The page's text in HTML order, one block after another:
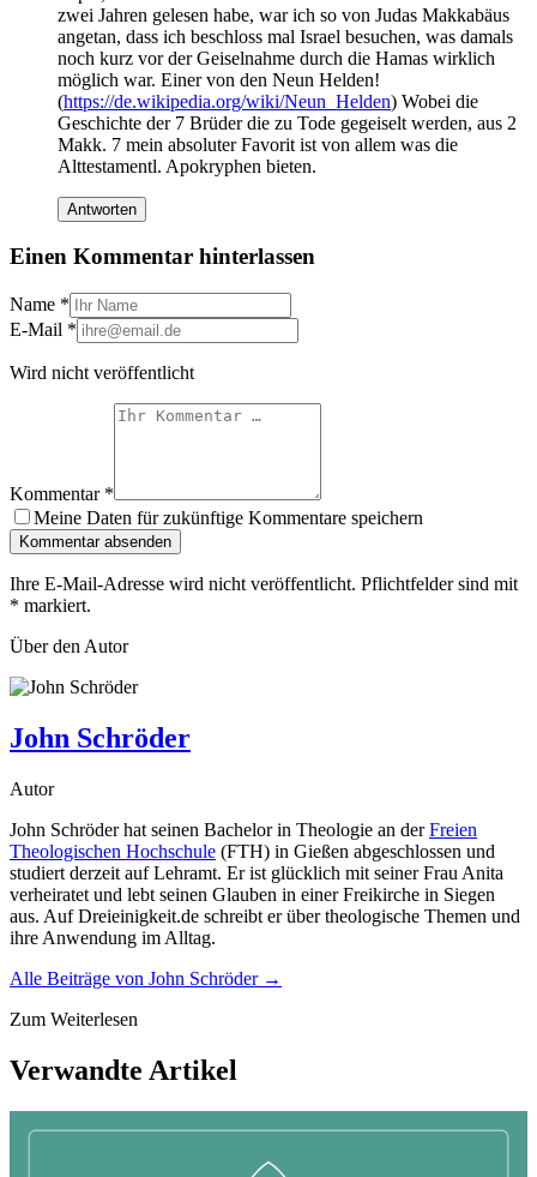
zwei Jahren gelesen habe, war ich so von Judas Makkabäus
angetan, dass ich beschloss mal Israel besuchen, was damals
noch kurz vor der Geiselnahme durch die Hamas wirklich
möglich war. Einer von den Neun Helden!
(https://de.wikipedia.org/wiki/Neun_Helden) Wobei die
Geschichte der 7 Brüder die zu Tode gegeiselt werden, aus 2
Makk. 7 mein absoluter Favorit ist von allem was die
Alttestamentl. Apokryphen bieten.
Antworten
Einen Kommentar hinterlassen
Name *
E-Mail *
Wird nicht veröffentlicht
Kommentar *
Meine Daten für zukünftige Kommentare speichern
Kommentar absenden
Ihre E-Mail-Adresse wird nicht veröffentlicht. Pflichtfelder sind mit
* markiert.
Über den Autor
John Schröder
Autor
John Schröder hat seinen Bachelor in Theologie an derFreien
Theologischen Hochschule (FTH) in Gießen abgeschlossen und
studiert derzeit auf Lehramt. Er ist glücklich mit seiner Frau Anita
verheiratet und lebt seinen Glauben in einer Freikirche in Siegen
aus. Auf Dreieinigkeit.de schreibt er über theologische Themen und
ihre Anwendung im Alltag.
Alle Beiträge von John Schröder→
Zum Weiterlesen
Verwandte Artikel